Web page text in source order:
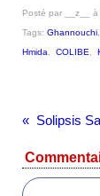
Posté par __z__
Tags: Ghannouchi
Hmida
COLIBE
Solipsis